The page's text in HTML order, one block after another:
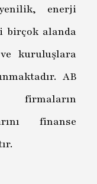
enerji
birçok alanda
kuruluşlara
AB
finanse